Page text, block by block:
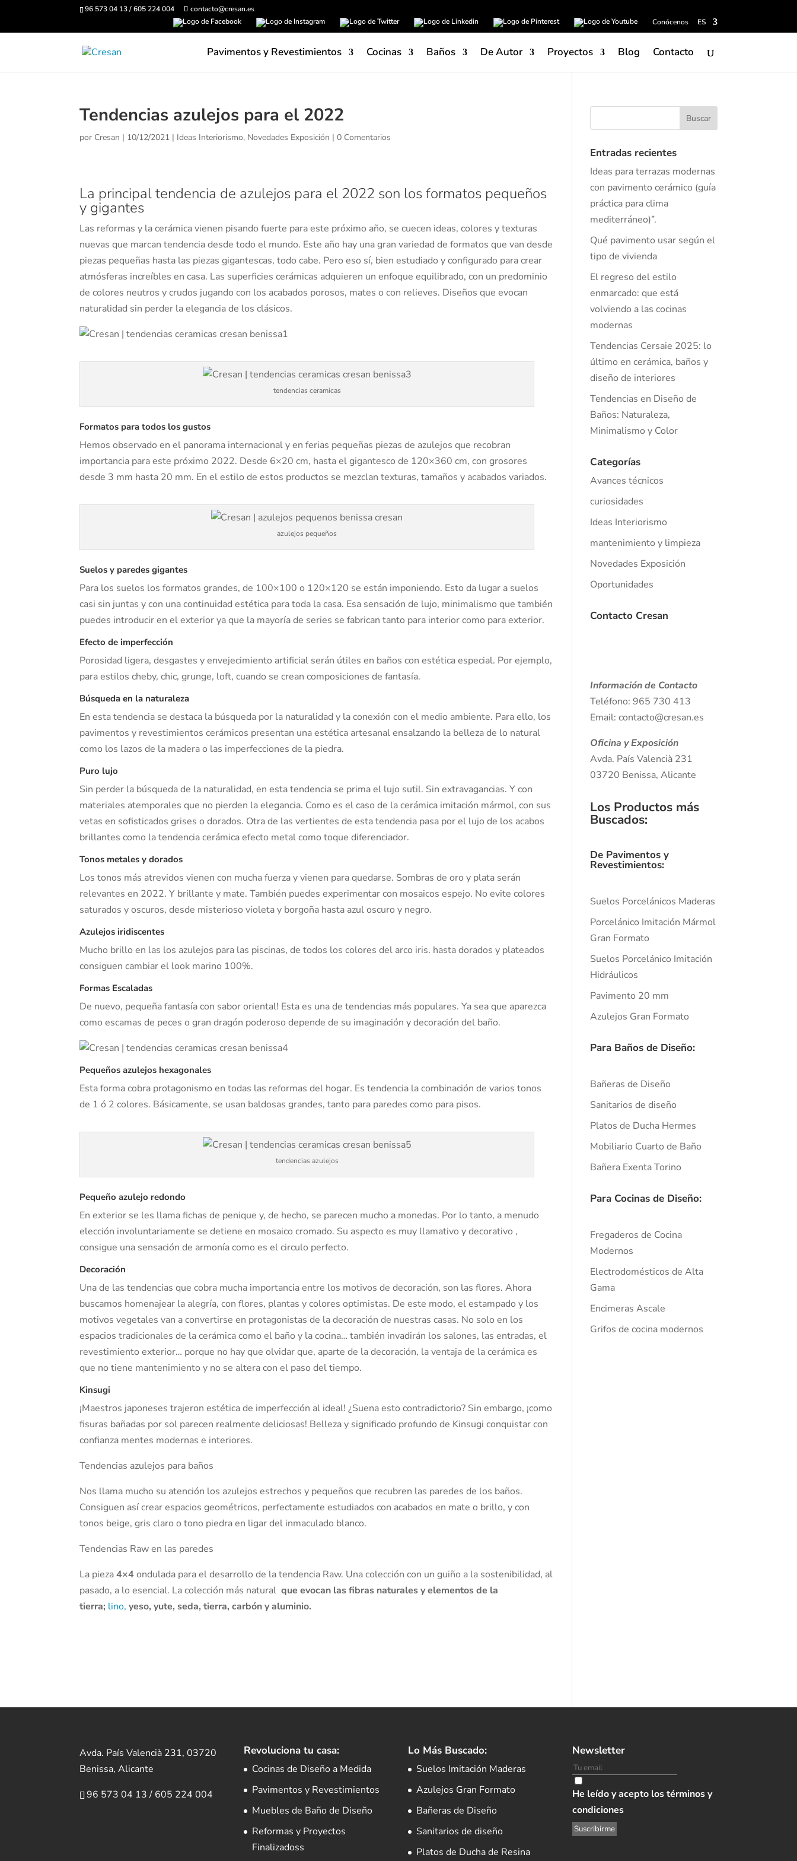
96 573 04 13 / 605 224 004
contacto@cresan.es
Conócenos
ES
Pavimentos y Revestimientos Cocinas Baños De Autor Proyectos Blog Contacto
Tendencias azulejos para el 2022
por Cresan | 10/12/2021 | Ideas Interiorismo, Novedades Exposición |0 Comentarios
La principal tendencia de azulejos para el 2022 son los formatos pequeños
y gigantes
Las reformas y la cerámica vienen pisando fuerte para este próximo año, se cuecen ideas, colores y texturas
nuevas que marcan tendencia desde todo el mundo. Este año hay una gran variedad de formatos que van desde
piezas pequeñas hasta las piezas gigantescas, todo cabe. Pero eso sí, bien estudiado y configurado para crear
atmósferas increíbles en casa. Las superficies cerámicas adquieren un enfoque equilibrado, con un predominio
de colores neutros y crudos jugando con los acabados porosos, mates o con relieves. Diseños que evocan
naturalidad sin perder la elegancia de los clásicos.
tendencias ceramicas
Formatos para todos los gustos
Hemos observado en el panorama internacional y en ferias pequeñas piezas de azulejos que recobran
importancia para este próximo 2022. Desde 6×20 cm, hasta el gigantesco de 120×360 cm, con grosores
desde 3 mm hasta 20 mm. En el estilo de estos productos se mezclan texturas, tamaños y acabados variados.
azulejos pequeños
Suelos y paredes gigantes
Para los suelos los formatos grandes, de 100×100 o 120×120 se están imponiendo. Esto da lugar a suelos
casi sin juntas y con una continuidad estética para toda la casa. Esa sensación de lujo, minimalismo que también
puedes introducir en el exterior ya que la mayoría de series se fabrican tanto para interior como para exterior.
Efecto de imperfección
Porosidad ligera, desgastes y envejecimiento artificial serán útiles en baños con estética especial. Por ejemplo,
para estilos cheby, chic, grunge, loft, cuando se crean composiciones de fantasía.
Búsqueda en la naturaleza
En esta tendencia se destaca la búsqueda por la naturalidad y la conexión con el medio ambiente. Para ello, los
pavimentos y revestimientos cerámicos presentan una estética artesanal ensalzando la belleza de lo natural
como los lazos de la madera o las imperfecciones de la piedra.
Puro lujo
Sin perder la búsqueda de la naturalidad, en esta tendencia se prima el lujo sutil. Sin extravagancias. Y con
materiales atemporales que no pierden la elegancia. Como es el caso de la cerámica imitación mármol, con sus
vetas en sofisticados grises o dorados. Otra de las vertientes de esta tendencia pasa por el lujo de los acabos
brillantes como la tendencia cerámica efecto metal como toque diferenciador.
Tonos metales y dorados
Los tonos más atrevidos vienen con mucha fuerza y vienen para quedarse. Sombras de oro y plata serán
relevantes en 2022. Y brillante y mate. También puedes experimentar con mosaicos espejo. No evite colores
saturados y oscuros, desde misterioso violeta y borgoña hasta azul oscuro y negro.
Azulejos iridiscentes
Mucho brillo en las los azulejos para las piscinas, de todos los colores del arco iris. hasta dorados y plateados
consiguen cambiar el look marino 100%.
Formas Escaladas
De nuevo, pequeña fantasía con sabor oriental! Esta es una de tendencias más populares. Ya sea que aparezca
como escamas de peces o gran dragón poderoso depende de su imaginación y decoración del baño.
Pequeños azulejos hexagonales
Esta forma cobra protagonismo en todas las reformas del hogar. Es tendencia la combinación de varios tonos
de 1 ó 2 colores. Básicamente, se usan baldosas grandes, tanto para paredes como para pisos.
tendencias azulejos
Pequeño azulejo redondo
En exterior se les llama fichas de penique y, de hecho, se parecen mucho a monedas. Por lo tanto, a menudo
elección involuntariamente se detiene en mosaico cromado. Su aspecto es muy llamativo y decorativo ,
consigue una sensación de armonía como es el circulo perfecto.
Decoración
Una de las tendencias que cobra mucha importancia entre los motivos de decoración, son las flores. Ahora
buscamos homenajear la alegría, con flores, plantas y colores optimistas. De este modo, el estampado y los
motivos vegetales van a convertirse en protagonistas de la decoración de nuestras casas. No solo en los
espacios tradicionales de la cerámica como el baño y la cocina… también invadirán los salones, las entradas, el
revestimiento exterior… porque no hay que olvidar que, aparte de la decoración, la ventaja de la cerámica es
que no tiene mantenimiento y no se altera con el paso del tiempo.
Kinsugi
¡Maestros japoneses trajeron estética de imperfección al ideal! ¿Suena esto contradictorio? Sin embargo, ¡como
fisuras bañadas por sol parecen realmente deliciosas! Belleza y significado profundo de Kinsugi conquistar con
confianza mentes modernas e interiores.
Tendencias azulejos para baños
Nos llama mucho su atención los azulejos estrechos y pequeños que recubren las paredes de los baños.
Consiguen así crear espacios geométricos, perfectamente estudiados con acabados en mate o brillo, y con
tonos beige, gris claro o tono piedra en ligar del inmaculado blanco.
Tendencias Raw en las paredes
La pieza4×4ondulada para el desarrollo de la tendencia Raw. Una colección con un guiño a la sostenibilidad, al
pasado, a lo esencial. La colección más natural que evocan las fibras naturales y elementos de la
tierra; lino,yeso, yute, seda, tierra, carbón y aluminio.
Entradas recientes
Ideas para terrazas modernas
con pavimento cerámico (guía
práctica para clima
mediterráneo)”.
Qué pavimento usar según el
tipo de vivienda
El regreso del estilo
enmarcado: que está
volviendo a las cocinas
modernas
Tendencias Cersaie 2025: lo
último en cerámica, baños y
diseño de interiores
Tendencias en Diseño de
Baños: Naturaleza,
Minimalismo y Color
Categorías
Avances técnicos
curiosidades
Ideas Interiorismo
mantenimiento y limpieza
Novedades Exposición
Oportunidades
Contacto Cresan
Información de Contacto
Teléfono: 965 730 413
Email: contacto@cresan.es
Oficina y Exposición
Avda. País Valencià 231
03720 Benissa, Alicante
Los Productos más
Buscados:
De Pavimentos y
Revestimientos:
Suelos Porcelánicos Maderas
Porcelánico Imitación Mármol
Gran Formato
Suelos Porcelánico Imitación
Hidráulicos
Pavimento 20 mm
Azulejos Gran Formato
Para Baños de Diseño:
Bañeras de Diseño
Sanitarios de diseño
Platos de Ducha Hermes
Mobiliario Cuarto de Baño
Bañera Exenta Torino
Para Cocinas de Diseño:
Fregaderos de Cocina
Modernos
Electrodomésticos de Alta
Gama
Encimeras Ascale
Grifos de cocina modernos
Avda. País Valencià 231, 03720
Benissa, Alicante
96 573 04 13/ 605 224 004
Revoluciona tu casa:
Cocinas de Diseño a Medida
Pavimentos y Revestimientos
Muebles de Baño de Diseño
Reformas y Proyectos
Finalizadoss
Lo Más Buscado:
Suelos Imitación Maderas
Azulejos Gran Formato
Bañeras de Diseño
Sanitarios de diseño
Platos de Ducha de Resina
Newsletter
He leído y acepto los términos y
condiciones